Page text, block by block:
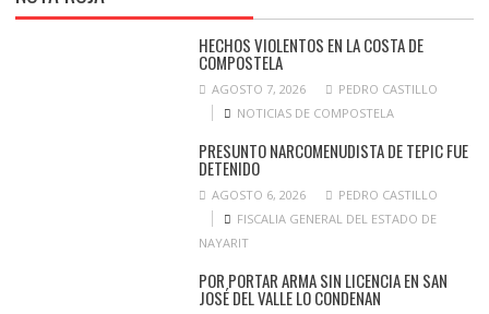
HECHOS VIOLENTOS EN LA COSTA DE
COMPOSTELA
AGOSTO 7, 2026
PEDRO CASTILLO
NOTICIAS DE COMPOSTELA
PRESUNTO NARCOMENUDISTA DE TEPIC FUE
DETENIDO
AGOSTO 6, 2026
PEDRO CASTILLO
FISCALIA GENERAL DEL ESTADO DE
NAYARIT
POR PORTAR ARMA SIN LICENCIA EN SAN
JOSÉ DEL VALLE LO CONDENAN